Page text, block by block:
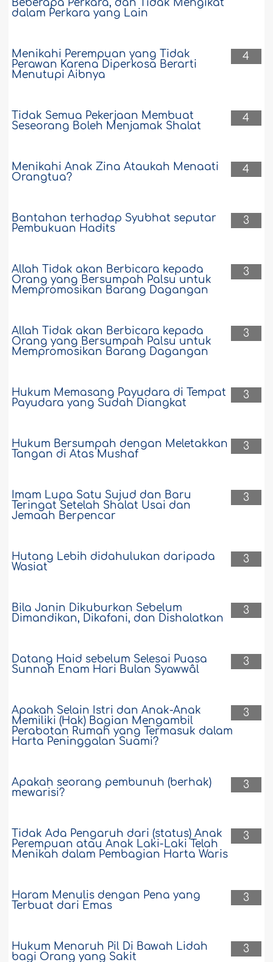
Beberapa Perkara, dan Tidak Mengikat
dalam Perkara yang Lain
4
Menikahi Perempuan yang Tidak
Perawan Karena Diperkosa Berarti
Menutupi Aibnya
4
Tidak Semua Pekerjaan Membuat
Seseorang Boleh Menjamak Shalat
4
Menikahi Anak Zina Ataukah Menaati
Orangtua?
3
Bantahan terhadap Syubhat seputar
Pembukuan Hadits
3
Allah Tidak akan Berbicara kepada
Orang yang Bersumpah Palsu untuk
Mempromosikan Barang Dagangan
3
Allah Tidak akan Berbicara kepada
Orang yang Bersumpah Palsu untuk
Mempromosikan Barang Dagangan
3
Hukum Memasang Payudara di Tempat
Payudara yang Sudah Diangkat
3
Hukum Bersumpah dengan Meletakkan
Tangan di Atas Mushaf
3
Imam Lupa Satu Sujud dan Baru
Teringat Setelah Shalat Usai dan
Jemaah Berpencar
3
Hutang Lebih didahulukan daripada
Wasiat
3
Bila Janin Dikuburkan Sebelum
Dimandikan, Dikafani, dan Dishalatkan
3
Datang Haid sebelum Selesai Puasa
Sunnah Enam Hari Bulan Syawwâl
3
Apakah Selain Istri dan Anak-Anak
Memiliki (Hak) Bagian Mengambil
Perabotan Rumah yang Termasuk dalam
Harta Peninggalan Suami?
3
Apakah seorang pembunuh (berhak)
mewarisi?
3
Tidak Ada Pengaruh dari (status) Anak
Perempuan atau Anak Laki-Laki Telah
Menikah dalam Pembagian Harta Waris
3
Haram Menulis dengan Pena yang
Terbuat dari Emas
3
Hukum Menaruh Pil Di Bawah Lidah
bagi Orang yang Sakit